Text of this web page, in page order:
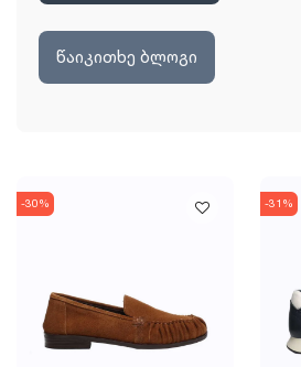
წაიკითხე ბლოგი
-30% -31%